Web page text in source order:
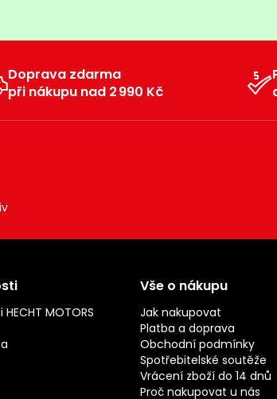
Doprava zdarma
při nákupu nad 2 990 Kč
MOTORS
Vše o nákupu
Jak nakupovat
Platba a doprava
Obchodní podmínky
Spotřebitelské soutěže
Vrácení zboží do 14 dnů
Proč nakupovat u nás